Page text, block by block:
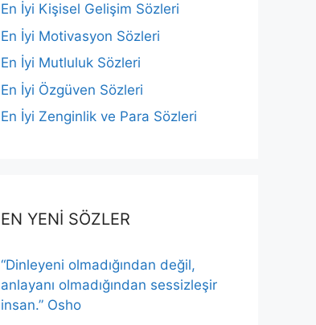
En İyi Kişisel Gelişim Sözleri
En İyi Motivasyon Sözleri
En İyi Mutluluk Sözleri
En İyi Özgüven Sözleri
En İyi Zenginlik ve Para Sözleri
EN YENİ SÖZLER
“Dinleyeni olmadığından değil,
anlayanı olmadığından sessizleşir
insan.” Osho